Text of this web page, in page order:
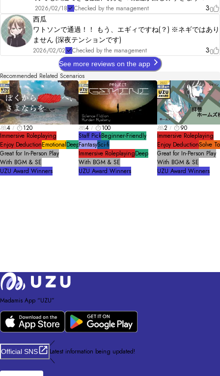
2026/02/18 Checked by the management
3
西瓜
ワトソンで通過！！ もう、エギィですね(？) ※ネギではあり
ません (深夜テンションです)
2026/02/02 Checked by the management 3
See more reviews on the app
Recommended Related Scenarios
4
120
Immersive Roleplaying
Enjoy DeductionEmotionalDeep
Great for In-Person Play
With BGM & SE
UZU Award Winners
4
100
Staff PickBeginner-Friendly
FantasySci-fi
Immersive RoleplayingDeep
With BGM & SE
UZU Award Winners
2
90
Immersive Roleplaying
Enjoy DeductionSolve
Great for In-Person Play
With BGM & SE
UZU Award Winners
Madamis App “UZU”
Official SNS
／
Latest information being updated!
＼